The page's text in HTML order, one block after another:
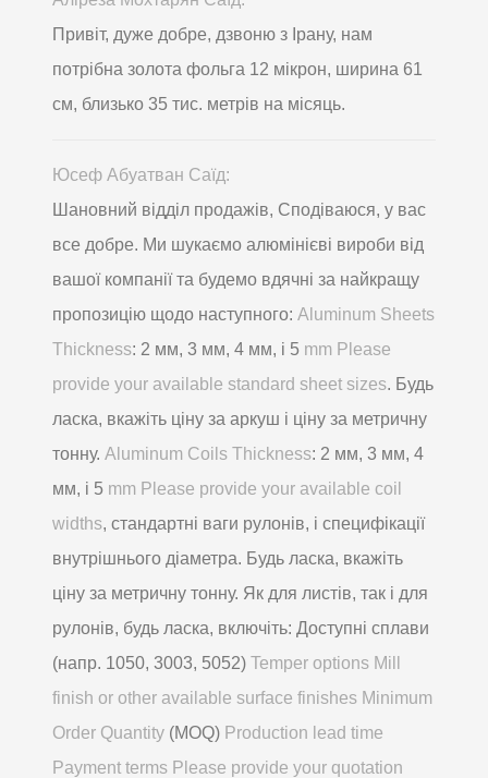
Привіт, дуже добре, дзвоню з Ірану, нам
потрібна золота фольга 12 мікрон, ширина 61
см, близько 35 тис. метрів на місяць.
Юсеф Абуатван Саїд:
Шановний відділ продажів, Сподіваюся, у вас
все добре. Ми шукаємо алюмінієві вироби від
вашої компанії та будемо вдячні за найкращу
пропозицію щодо наступного: Aluminum Sheets
Thickness: 2 мм, 3 мм, 4 мм, і 5 mm Please
provide your available standard sheet sizes. Будь
ласка, вкажіть ціну за аркуш і ціну за метричну
тонну. Aluminum Coils Thickness: 2 мм, 3 мм, 4
мм, і 5 mm Please provide your available coil
widths, стандартні ваги рулонів, і специфікації
внутрішнього діаметра. Будь ласка, вкажіть
ціну за метричну тонну. Як для листів, так і для
рулонів, будь ласка, включіть: Доступні сплави
(напр. 1050, 3003, 5052) Temper options Mill
finish or other available surface finishes Minimum
Order Quantity (MOQ) Production lead time
Payment terms Please provide your quotation